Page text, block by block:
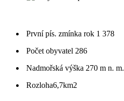
První pís. zmínka rok 1 378
Počet obyvatel 286
Nadmořská výška 270 m n. m.
Rozloha6,7km2